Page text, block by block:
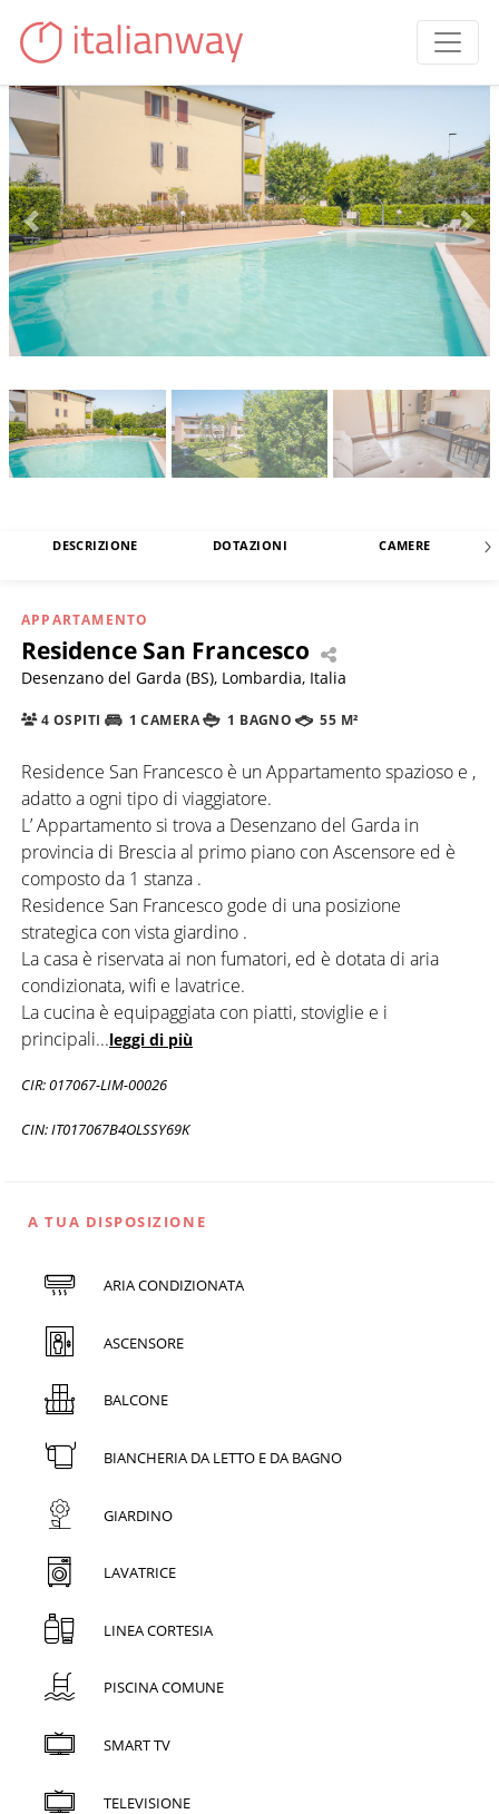
DESCRIZIONE DOTAZIONI CAMERE
APPARTAMENTO
Residence San Francesco
Desenzano del Garda (BS), Lombardia, Italia
4 OSPITI 1 CAMERA 1 BAGNO 55 M²
Residence San Francesco è un Appartamento spazioso e ,
adatto a ogni tipo di viaggiatore.
L’ Appartamento si trova a Desenzano del Garda in
provincia di Brescia al primo piano con Ascensore ed è
composto da 1 stanza .
Residence San Francesco gode di una posizione
strategica con vista giardino .
La casa è riservata ai non fumatori, ed è dotata di aria
condizionata, wifi e lavatrice.
La cucina è equipaggiata con piatti, stoviglie e i
principali...leggi di più
CIR: 017067-LIM-00026
CIN: IT017067B4OLSSY69K
A TUA DISPOSIZIONE
ARIA CONDIZIONATA
ASCENSORE
BALCONE
BIANCHERIA DA LETTO E DA BAGNO
GIARDINO
LAVATRICE
LINEA CORTESIA
PISCINA COMUNE
SMART TV
TELEVISIONE